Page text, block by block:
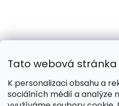
Tato webová
K personalizaci obsahu a
sociálních médií a analýze